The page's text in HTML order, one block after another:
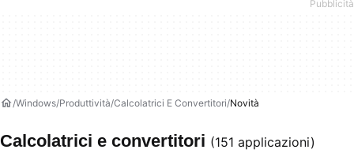
Windows Produttività Calcolatrici E Convertitori Novità
Calcolatrici e convertitori (151 applicazioni)